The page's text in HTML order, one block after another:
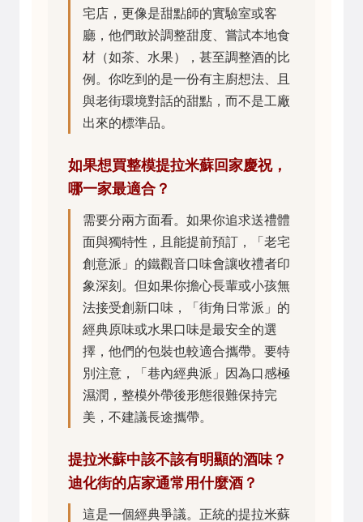
宅店，更像是甜點師的實驗室或客
廳，他們敢於調整甜度、嘗試本地食
材（如茶、水果），甚至調整酒的比
例。你吃到的是一份有主廚想法、且
與老街環境對話的甜點，而不是工廠
出來的標準品。
如果想買整模提拉米蘇回家慶祝，
哪一家最適合？
需要分兩方面看。如果你追求送禮體
面與獨特性，且能提前預訂，「老宅
創意派」的鐵觀音口味會讓收禮者印
象深刻。但如果你擔心長輩或小孩無
法接受創新口味，「街角日常派」的
經典原味或水果口味是最安全的選
擇，他們的包裝也較適合攜帶。要特
別注意，「巷內經典派」因為口感極
濕潤，整模外帶後形態很難保持完
美，不建議長途攜帶。
提拉米蘇中該不該有明顯的酒味？
迪化街的店家通常用什麼酒？
這是一個經典爭議。正統的提拉米蘇